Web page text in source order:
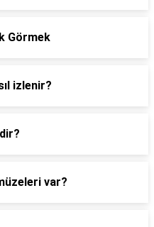
Görmek
izlenir?
var?